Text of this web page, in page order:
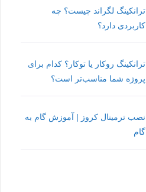
ترانکینگ لگراند چیست؟ چه
کاربردی دارد؟
ترانکینگ روکار یا توکار؟ کدام برای
پروژه شما مناسب‌تر است؟
نصب ترمینال کروز | آموزش گام به
گام